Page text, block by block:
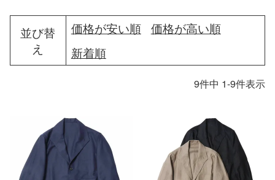
並び替
え
価格が安い順
価格が高い順
新着順
9件中 1-9件表示